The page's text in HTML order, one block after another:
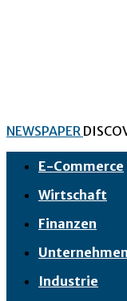
NEWSPAPER
E-Commerce
Wirtschaft
Finanzen
Unternehmen
Industrie